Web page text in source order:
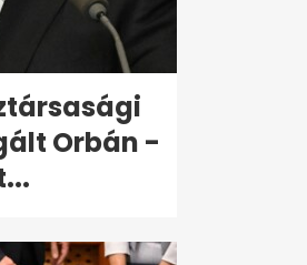
Orbán -